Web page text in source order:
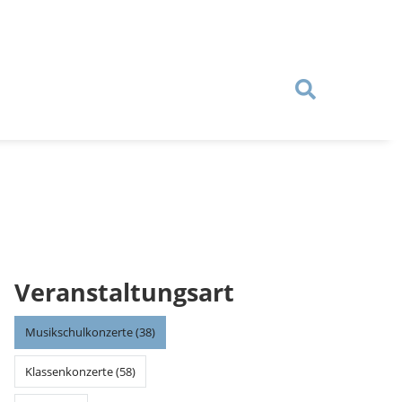
Veranstaltungsart
Musikschulkonzerte (38)
Klassenkonzerte (58)